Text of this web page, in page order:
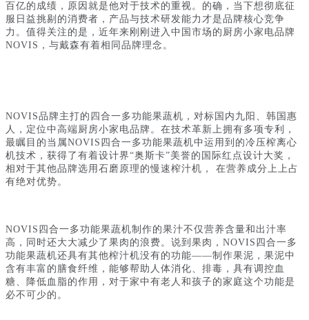
百亿的成绩，原因就是他对于技术的重视。的确，当下想彻底征
服日益挑剔的消费者，产品与技术研发能力才是品牌核心竞争
力。值得关注的是，近年来刚刚进入中国市场的厨房小家电品牌
NOVIS，与戴森有着相同品牌理念。
NOVIS品牌主打的四合一多功能果蔬机，对标国内九阳、韩国惠
人，定位中高端厨房小家电品牌。在技术革新上拥有多项专利，
最瞩目的当属NOVIS四合一多功能果蔬机中运用到的冷压榨离心
机技术，获得了有着设计界“奥斯卡”美誉的国际红点设计大奖，
相对于其他品牌选用石磨原理的慢速榨汁机，
在营养成分上上占
有绝对优势。
NOVIS四合一多功能果蔬机制作的果汁不仅营养含量和出汁率
高，同时还大大减少了果肉的浪费。说到果肉，NOVIS四合一多
功能果蔬机还具有其他榨汁机没有的功能——制作果泥，果泥中
含有丰富的膳食纤维，能够帮助人体消化、排毒，具有调控血
糖、降低血脂的作用，对于家中有老人和孩子的家庭这个功能是
必不可少的。